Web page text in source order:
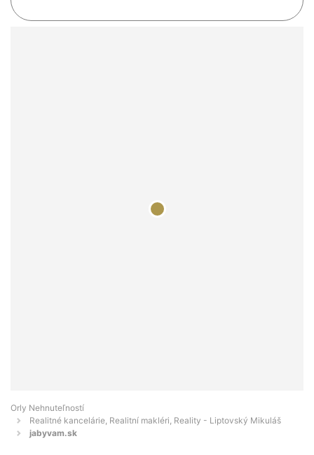
Orly Nehnuteľností
Realitné kancelárie, Realitní makléri, Reality - Liptovský Mikuláš
jabyvam.sk